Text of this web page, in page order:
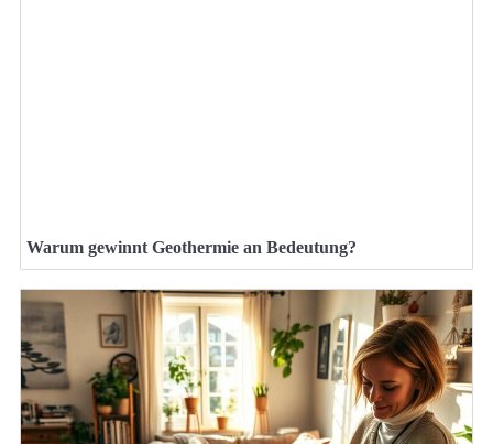
Warum gewinnt Geothermie an Bedeutung?